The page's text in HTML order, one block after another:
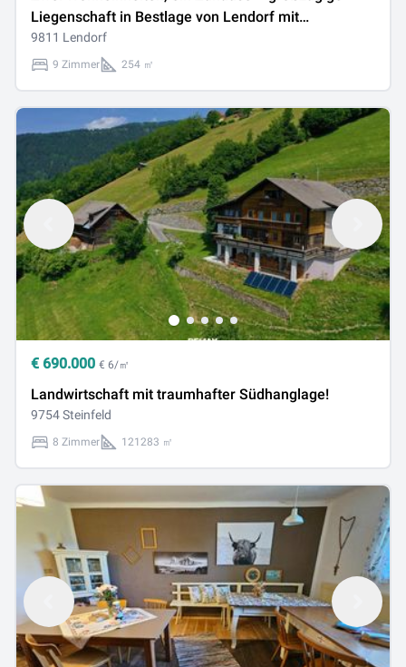
Liegenschaft in Bestlage von Lendorf mit
Gartenparadies & Zukunftspotenzial
9811 Lendorf
9 Zimmer 254 ㎡
€ 690.000 € 6/㎡
Landwirtschaft mit traumhafter Südhanglage!
9754 Steinfeld
8 Zimmer 121283 ㎡